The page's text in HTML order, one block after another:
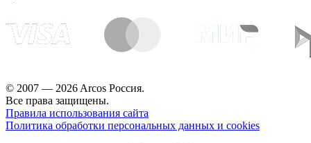
© 2007 — 2026 Arcos Россия.
Все права защищены.
Правила использования сайта
Политика обработки персональных данных и cookies